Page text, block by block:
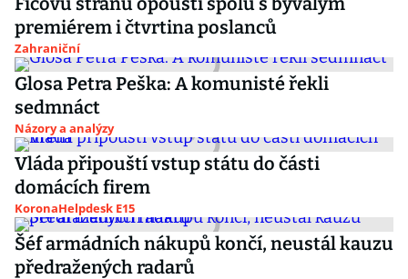
premiérem i čtvrtina poslanců
Zahraniční
Glosa Petra Peška: A komunisté řekli
sedmnáct
Názory a analýzy
Vláda připouští vstup státu do části
domácích firem
KoronaHelpdesk E15
Šéf armádních nákupů končí, neustál kauzu
předražených radarů